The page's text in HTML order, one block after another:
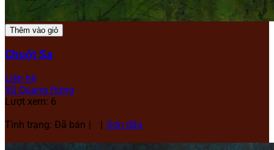
Thêm vào giỏ
Chuột Sa
Liên hệ
Vũ Quang Hưng
Lượt xem: 6
Tình trạng: Đã bán
Sơn dầu